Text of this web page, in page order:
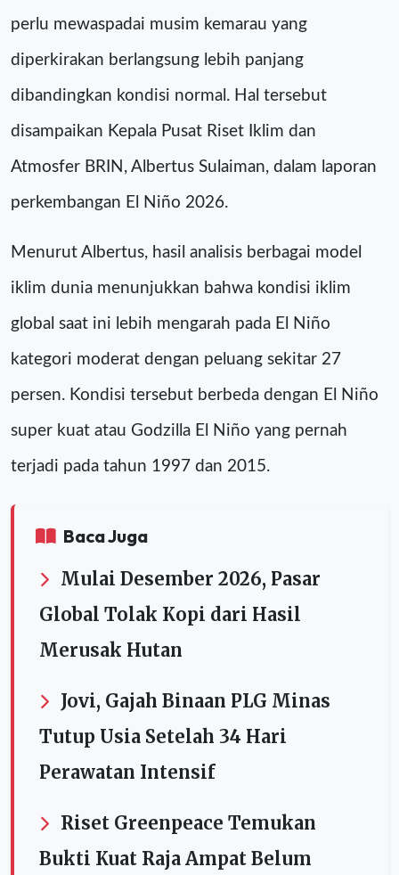
perlu mewaspadai musim kemarau yang
diperkirakan berlangsung lebih panjang
dibandingkan kondisi normal. Hal tersebut
disampaikan Kepala Pusat Riset Iklim dan
Atmosfer BRIN, Albertus Sulaiman, dalam laporan
perkembangan El Niño 2026.
Menurut Albertus, hasil analisis berbagai model
iklim dunia menunjukkan bahwa kondisi iklim
global saat ini lebih mengarah pada El Niño
kategori moderat dengan peluang sekitar 27
persen. Kondisi tersebut berbeda dengan El Niño
super kuat atau Godzilla El Niño yang pernah
terjadi pada tahun 1997 dan 2015.
Baca Juga
Mulai Desember 2026, Pasar
Global Tolak Kopi dari Hasil
Merusak Hutan
Jovi, Gajah Binaan PLG Minas
Tutup Usia Setelah 34 Hari
Perawatan Intensif
Riset Greenpeace Temukan
Bukti Kuat Raja Ampat Belum